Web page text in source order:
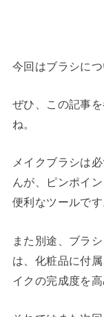
今回はブラシに
ぜひ、この記事
ね。
メイクブラシは
んが、ピンポイ
便利なツールです
また別途、ブラ
は、化粧品に付
イクの完成度を